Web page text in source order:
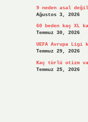
9 neden asal
Ağustos 3, 2026
60 beden kaç XL
Temmuz 30, 2026
UEFA Avrupa Ligi
Temmuz 29, 2026
Kaç türlü otizm
Temmuz 25, 2026